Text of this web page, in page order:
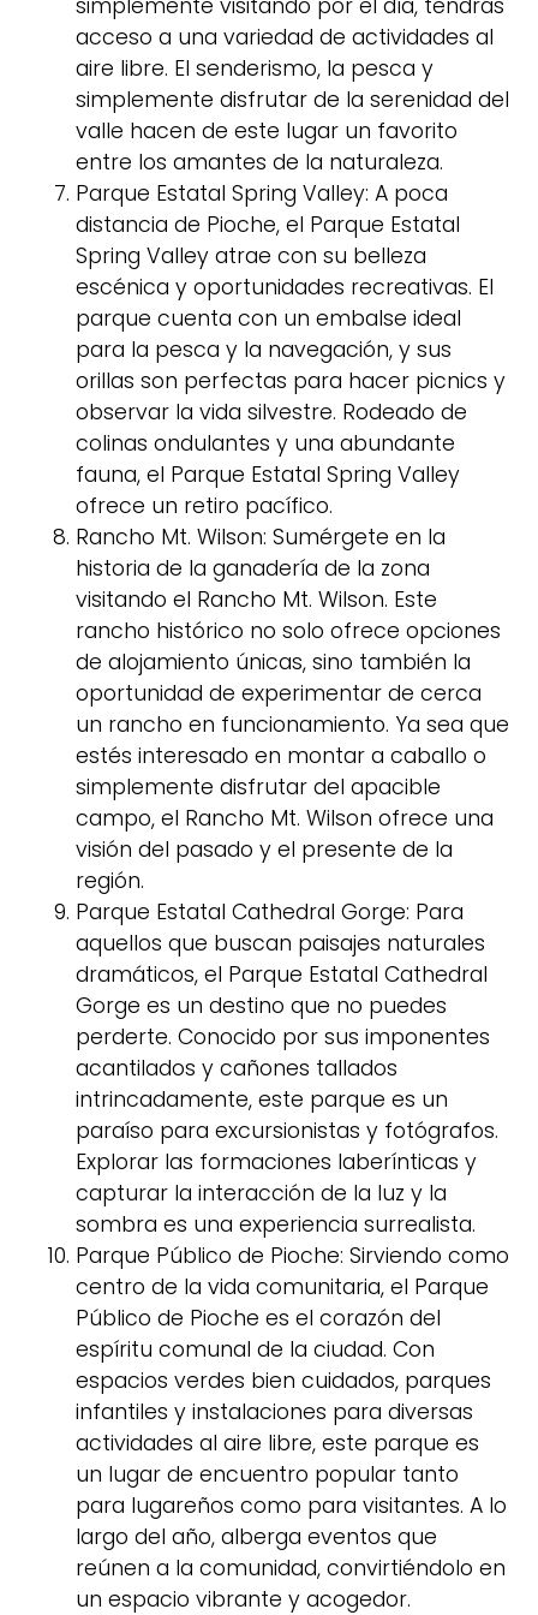
acceso a una variedad de actividades al
aire libre. El senderismo, la pesca y
simplemente disfrutar de la serenidad del
valle hacen de este lugar un favorito
entre los amantes de la naturaleza.
Parque Estatal Spring Valley: A poca
distancia de Pioche, el Parque Estatal
Spring Valley atrae con su belleza
escénica y oportunidades recreativas. El
parque cuenta con un embalse ideal
para la pesca y la navegación, y sus
orillas son perfectas para hacer picnics y
observar la vida silvestre. Rodeado de
colinas ondulantes y una abundante
fauna, el Parque Estatal Spring Valley
ofrece un retiro pacífico.
Rancho Mt. Wilson: Sumérgete en la
historia de la ganadería de la zona
visitando el Rancho Mt. Wilson. Este
rancho histórico no solo ofrece opciones
de alojamiento únicas, sino también la
oportunidad de experimentar de cerca
un rancho en funcionamiento. Ya sea que
estés interesado en montar a caballo o
simplemente disfrutar del apacible
campo, el Rancho Mt. Wilson ofrece una
visión del pasado y el presente de la
región.
Parque Estatal Cathedral Gorge: Para
aquellos que buscan paisajes naturales
dramáticos, el Parque Estatal Cathedral
Gorge es un destino que no puedes
perderte. Conocido por sus imponentes
acantilados y cañones tallados
intrincadamente, este parque es un
paraíso para excursionistas y fotógrafos.
Explorar las formaciones laberínticas y
capturar la interacción de la luz y la
sombra es una experiencia surrealista.
Parque Público de Pioche: Sirviendo como
centro de la vida comunitaria, el Parque
Público de Pioche es el corazón del
espíritu comunal de la ciudad. Con
espacios verdes bien cuidados, parques
infantiles y instalaciones para diversas
actividades al aire libre, este parque es
un lugar de encuentro popular tanto
para lugareños como para visitantes. A lo
largo del año, alberga eventos que
reúnen a la comunidad, convirtiéndolo en
un espacio vibrante y acogedor.